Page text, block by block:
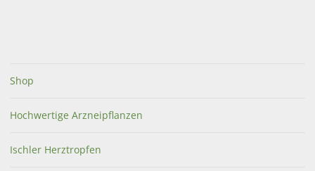
Shop
Hochwertige Arzneipflanzen
Ischler Herztropfen